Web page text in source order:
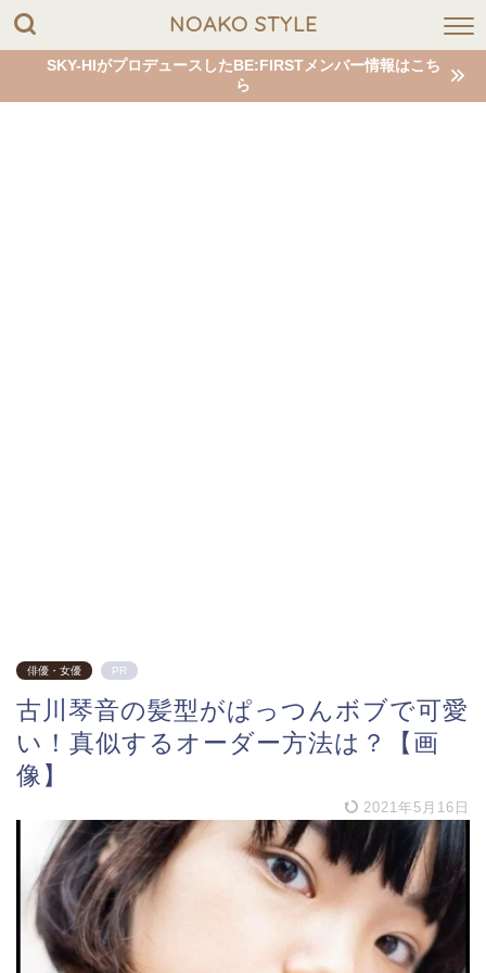
NOAKO STYLE
SKY-HIがプロデュースしたBE:FIRSTメンバー情報はこち
ら
俳優・女優 PR
古川琴音の髪型がぱっつんボブで可愛
い！真似するオーダー方法は？【画
像】
2021年5月16日